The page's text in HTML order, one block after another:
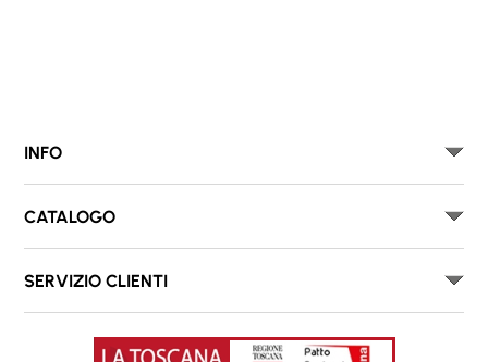
INFO
CATALOGO
SERVIZIO CLIENTI